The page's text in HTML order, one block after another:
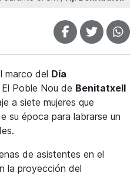
marco del Día
El Poble Nou de Benitatxell
a siete mujeres que
su época para labrarse un
de asistentes en el
la proyección del